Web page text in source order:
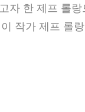
자 한 제프 롤
작가 제프 롤